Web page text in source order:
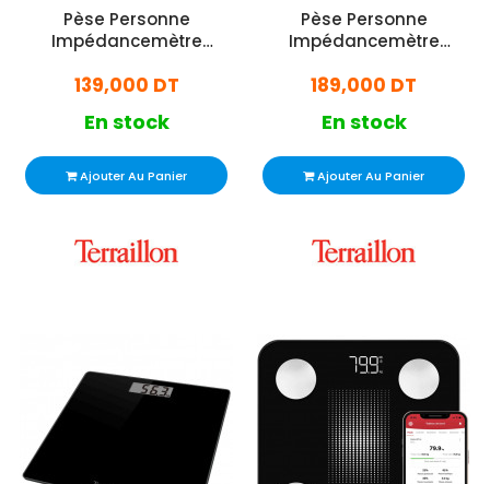
Pèse Personne
Impédancemètre
160 Kg Gris
139,000 DT
En stock
Ajouter Au Panier
Pèse Personne
Impédancemètre
Connect 180 Kg Noir
189,000 DT
En stock
Ajouter Au Panier